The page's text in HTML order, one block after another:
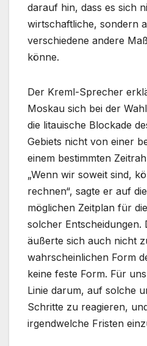
darauf hin, dass es sich
wirtschaftliche, sondern
verschiedene andere
könne.
Der Kreml-Sprecher
Moskau sich bei der
die litauische Blockade
Gebiets nicht von einer
einem bestimmten
„Wenn wir soweit sind,
rechnen“, sagte er auf
möglichen Zeitplan für
solcher
äußerte sich auch nicht
wahrscheinlichen Form
keine feste Form. Für
Linie darum, auf solche
Schritte zu reagieren,
irgendwelche Fristen